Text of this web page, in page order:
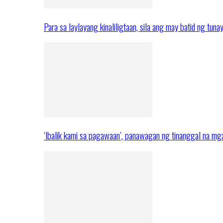
Para sa laylayang kinaliligtaan, sila ang may batid ng
‘Ibalik kami sa pagawaan’, panawagan ng tinanggal na